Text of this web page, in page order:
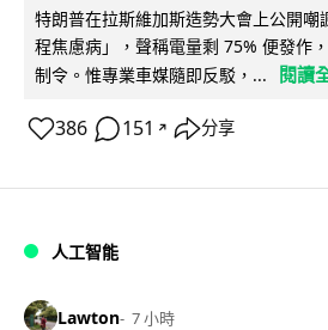
特朗普在拉斯維加斯造勢大會上公開嘲
程焦慮病」，聲稱電量剩 75% 便發作
制令。惟專業車媒隨即反駁，...
閱讀
386 151 ↗ 分享
人工智能
Lawton 7 小時